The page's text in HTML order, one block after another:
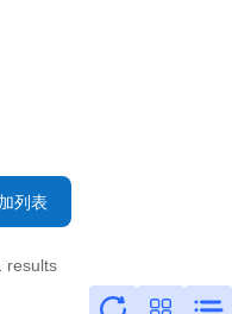
列表
results